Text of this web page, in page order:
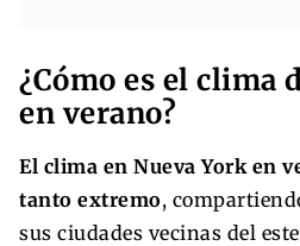
¿Cómo es el clima
en verano?
El clima en Nueva York en
tanto extremo,
sus ciudades vecinas del